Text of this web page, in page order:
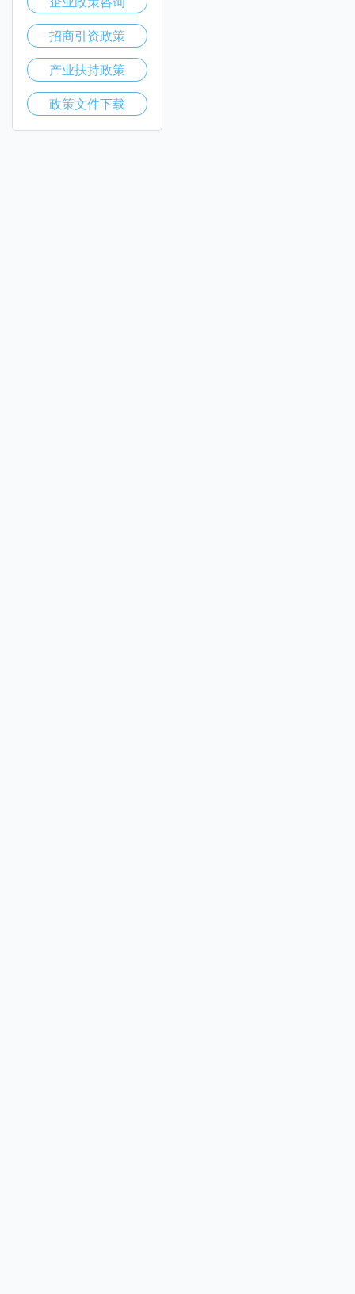
招商引资政策
产业扶持政策
政策文件下载